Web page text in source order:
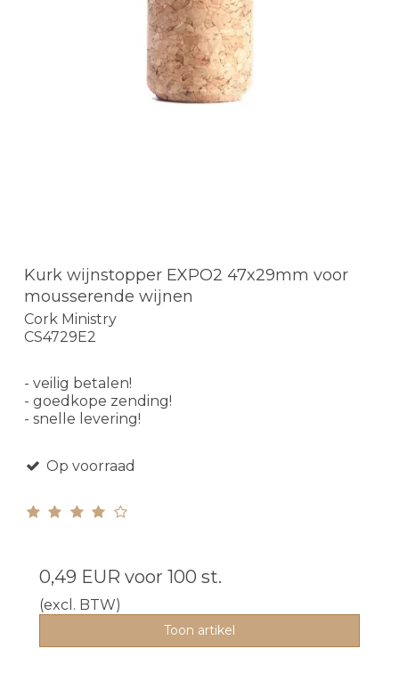
Kurk wijnstopper EXPO2 47x29mm voor
mousserende wijnen
Cork Ministry
CS4729E2
- veilig betalen!
- goedkope zending!
- snelle levering!
Op voorraad
0,49 EUR voor 100 st.
(excl. BTW)
Toon artikel